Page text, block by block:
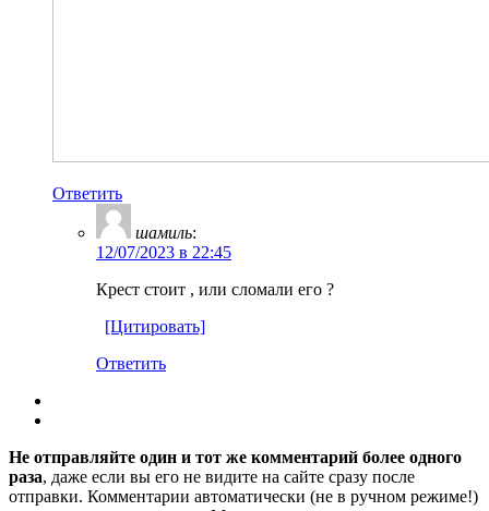
Ответить
шамиль:
12/07/2023 в 22:45
Крест стоит , или сломали его ?
[Цитировать]
Ответить
Не отправляйте один и тот же комментарий более одного
раза, даже если вы его не видите на сайте сразу после
отправки. Комментарии автоматически (не в ручном режиме!)